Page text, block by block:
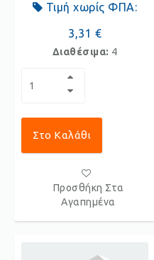
Τιμή χωρίς ΦΠΑ:
3,31 €
Διαθέσιμα: 4
Στο Καλάθι
Προσθήκη Στα
Αγαπημένα